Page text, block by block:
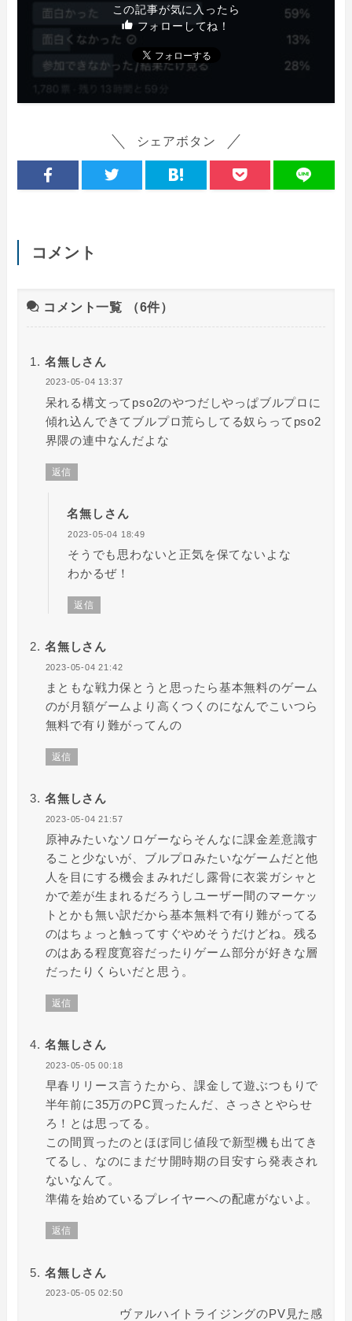
この記事が気に入ったら
フォローしてね！
シェアボタン
コメント
コメント一覧 （6件）
名無しさん
2023-05-04 13:37
呆れる構文ってpso2のやつだしやっぱブルプロに
傾れ込んできてブルプロ荒らしてる奴らってpso2
界隈の連中なんだよな
返信
名無しさん
2023-05-04 18:49
そうでも思わないと正気を保てないよな
わかるぜ！
返信
名無しさん
2023-05-04 21:42
まともな戦力保とうと思ったら基本無料のゲーム
のが月額ゲームより高くつくのになんでこいつら
無料で有り難がってんの
返信
名無しさん
2023-05-04 21:57
原神みたいなソロゲーならそんなに課金差意識す
ること少ないが、ブルプロみたいなゲームだと他
人を目にする機会まみれだし露骨に衣裳ガシャと
かで差が生まれるだろうしユーザー間のマーケッ
トとかも無い訳だから基本無料で有り難がってる
のはちょっと触ってすぐやめそうだけどね。残る
のはある程度寛容だったりゲーム部分が好きな層
だったりくらいだと思う。
返信
名無しさん
2023-05-05 00:18
早春リリース言うたから、課金して遊ぶつもりで
半年前に35万のPC買ったんだ、さっさとやらせ
ろ！とは思ってる。
この間買ったのとほぼ同じ値段で新型機も出てき
てるし、なのにまだサ開時期の目安すら発表され
ないなんて。
準備を始めているプレイヤーへの配慮がないよ。
返信
名無しさん
2023-05-05 02:50
ヴァルハイトライジングのPV見た感